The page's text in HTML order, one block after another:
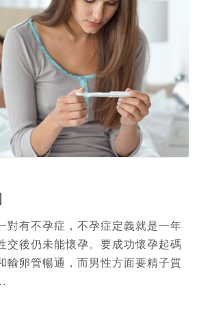
對有不孕症，不孕症定義就是一年
交後仍未能懷孕。要成功懷孕起碼
輸卵管暢通，而男性方面要精子質